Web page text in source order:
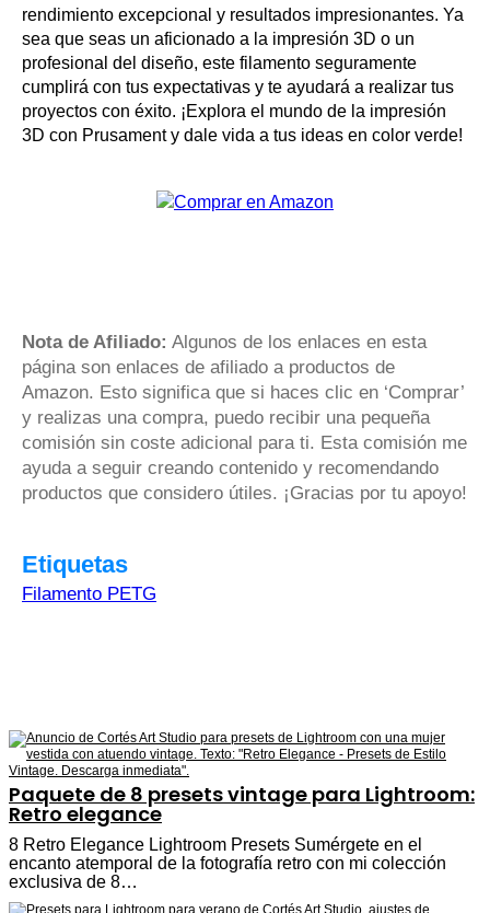
rendimiento excepcional y resultados impresionantes. Ya
sea que seas un aficionado a la impresión 3D o un
profesional del diseño, este filamento seguramente
cumplirá con tus expectativas y te ayudará a realizar tus
proyectos con éxito. ¡Explora el mundo de la impresión
3D con Prusament y dale vida a tus ideas en color verde!
Nota de Afiliado: Algunos de los enlaces en esta
página son enlaces de afiliado a productos de
Amazon. Esto significa que si haces clic en ‘Comprar’
y realizas una compra, puedo recibir una pequeña
comisión sin coste adicional para ti. Esta comisión me
ayuda a seguir creando contenido y recomendando
productos que considero útiles. ¡Gracias por tu apoyo!
Etiquetas
Filamento PETG
Paquete de 8 presets vintage para Lightroom:
Retro elegance
8 Retro Elegance Lightroom Presets Sumérgete en el
encanto atemporal de la fotografía retro con mi colección
exclusiva de 8…